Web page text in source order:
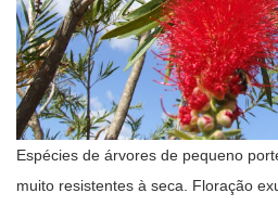
Espécies de árvores de pequeno
muito resistentes à seca. Floração